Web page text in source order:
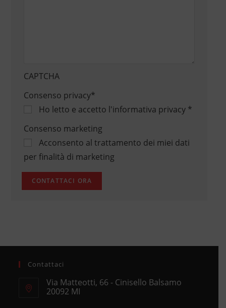
CAPTCHA
Consenso privacy*
Ho letto e accetto l'informativa privacy*
Consenso marketing
Acconsento al trattamento dei miei dati
per finalità di marketing
Contattaci
Via Matteotti, 66 - Cinisello Balsamo
20092 MI